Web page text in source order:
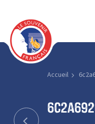
Accueil